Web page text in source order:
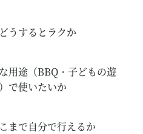
うするとラクか
用途（BBQ・子どもの遊
で使いたいか
まで自分で行えるか